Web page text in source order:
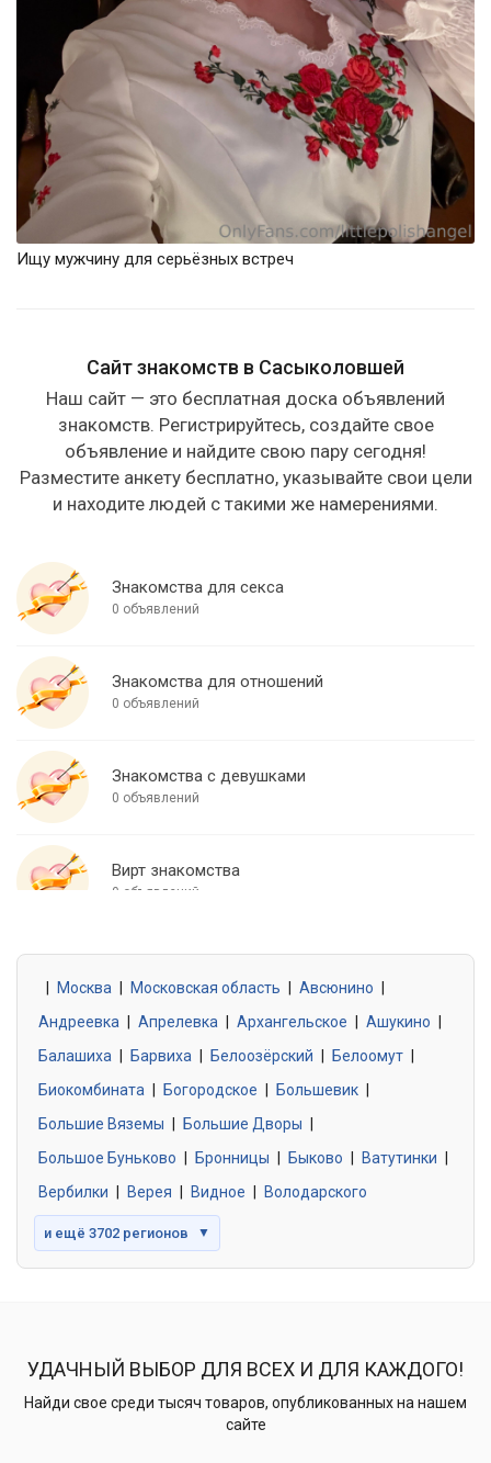
Ищу мужчину для серьёзных встреч
Сайт знакомств в Сасыколовшей
Наш сайт — это бесплатная доска объявлений
знакомств. Регистрируйтесь, создайте свое
объявление и найдите свою пару сегодня!
Разместите анкету бесплатно, указывайте свои цели
и находите людей с такими же намерениями.
Знакомства для секса
0 объявлений
Знакомства для отношений
0 объявлений
Знакомства с девушками
0 объявлений
Вирт знакомства
0 объявлений
0 объявлений
Знакомства без обязательств
0 объявлений
Москва Московская область Авсюнино
Андреевка
Апрелевка Архангельское Ашукино
Балашиха
Барвиха Белоозёрский Белоомут
Биокомбината
Богородское Большевик
Большие Вяземы
Большие Дворы
Большое Буньково
Бронницы Быково Ватутинки
Вербилки
Верея Видное Володарского
и ещё 3702 регионов ▼
УДАЧНЫЙ ВЫБОР ДЛЯ ВСЕХ И ДЛЯ КАЖДОГО!
Найди свое среди тысяч товаров, опубликованных на нашем
сайте